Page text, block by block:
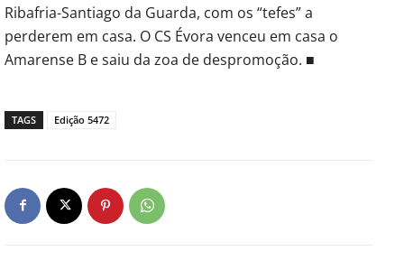
Ribafria-Santiago da Guarda, com os “tefes” a
perderem em casa. O CS Évora venceu em casa o
Amarense B e saiu da zoa de despromoção. ■
TAGS Edição 5472